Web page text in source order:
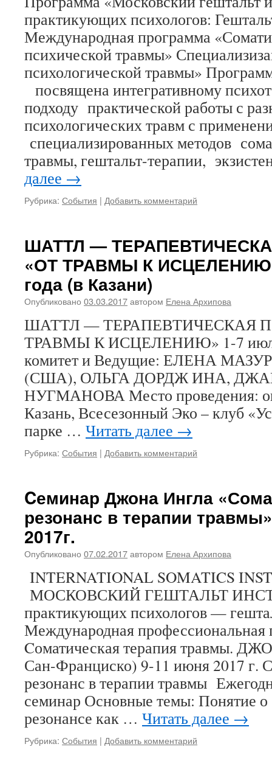
практикующих психологов:
Международная программа
психической травмы»
психологической травмы»
посвящена интегративному
подходу практической работы с
психологических травм с
специализированных методов
травмы, гештальт-терапии,
далее →
Рубрика: События | Добавить комментарий
ШАТТЛ —
«ОТ ТРАВМЫ К
года (в Казани)
Опубликовано 03.03.2017автором Елена Архипова
ШАТТЛ — ТЕРАПЕВТИЧЕСКАЯ
ТРАВМЫ К ИСЦЕЛЕНИЮ» 1-7
комитет и Ведущие: ЕЛЕНА
(США), ОЛЬГА ДОРДЖ ИНА,
НУГМАНОВА Место проведения:
Казань, Всесезонный Эко – клуб
парке … Читать далее →
Рубрика: События | Добавить комментарий
Cеминар Джона Ингла
резонанс в терапии
2017г.
Опубликовано 07.02.2017автором Елена Архипова
INTERNATIONAL SOMATICS
МОСКОВСКИЙ ГЕШТАЛЬТ
практикующих психологов —
Международная профессиональная
Cоматическая терапия травмы.
Сан-Франциско) 9-11 июня 2017 г.
резонанс в терапии травмы
семинар Основные темы: Понятие о
резонансе как … Читать далее →
Рубрика: События | Добавить комментарий